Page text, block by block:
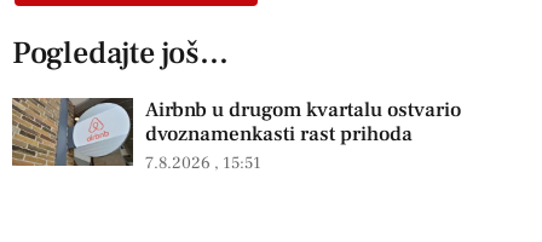
Pogledajte još...
Airbnb u drugom kvartalu ostvario
dvoznamenkasti rast prihoda
7.8.2026 15:51